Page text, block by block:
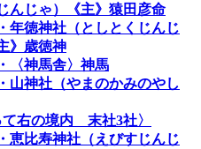
んじゃ）《主》猿田彦命
・年徳神社（としとくじんじ
》歳徳神
・〈神馬舎〉神馬
・山神社（やまのかみのやし
て右の境内 末社3社〉
・恵比寿神社（えびすじんじ